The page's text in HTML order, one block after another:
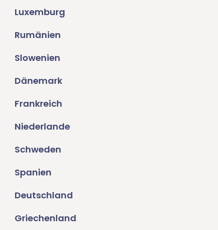
Luxemburg
Rumänien
Slowenien
Dänemark
Frankreich
Niederlande
Schweden
Spanien
Deutschland
Griechenland